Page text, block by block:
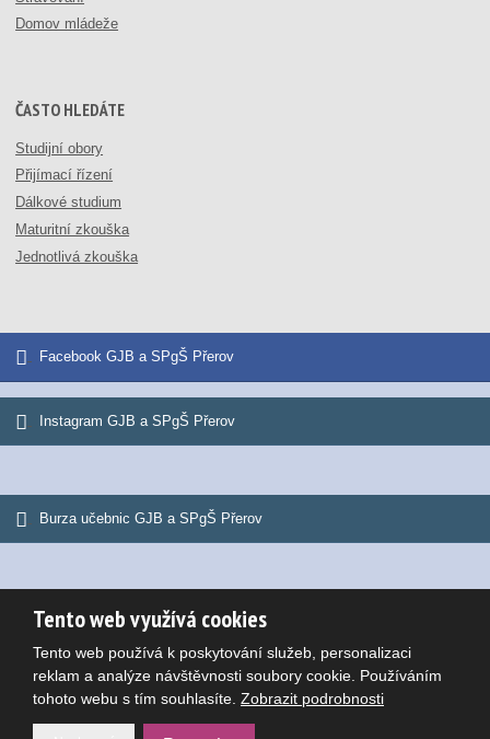
Domov mládeže
ČASTO HLEDÁTE
Studijní obory
Přijímací řízení
Dálkové studium
Maturitní zkouška
Jednotlivá zkouška
Facebook GJB a SPgŠ Přerov
Instagram GJB a SPgŠ Přerov
Burza učebnic GJB a SPgŠ Přerov
Mapa stránek |Podmínky použití
VYROBILA
Tento web využívá cookies
Tento web používá k poskytování služeb, personalizaci
reklam a analýze návštěvnosti soubory cookie. Používáním
tohoto webu s tím souhlasíte. Zobrazit podrobnosti
Potřebujete poradit?